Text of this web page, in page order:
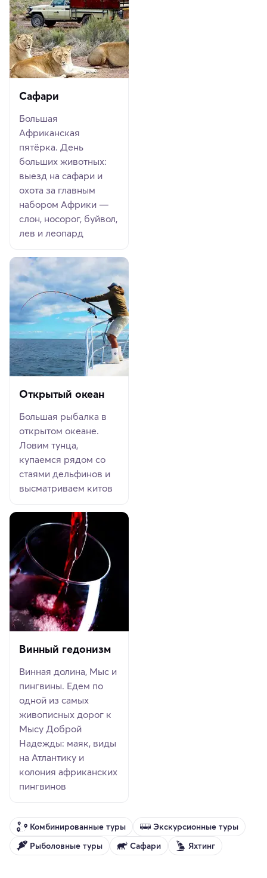
Сафари
Большая
Африканская
пятёрка. День
больших животных:
выезд на сафари и
охота за главным
набором Африки —
слон, носорог, буйвол,
лев и леопард
Открытый океан
Большая рыбалка в
открытом океане.
Ловим тунца,
купаемся рядом со
стаями дельфинов и
высматриваем китов
Винный гедонизм
Винная долина, Мыс и
пингвины. Едем по
одной из самых
живописных дорог к
Мысу Доброй
Надежды: маяк, виды
на Атлантику и
колония африканских
пингвинов
Комбинированные туры
Экскурсионные туры
Рыболовные туры
Сафари Яхтинг